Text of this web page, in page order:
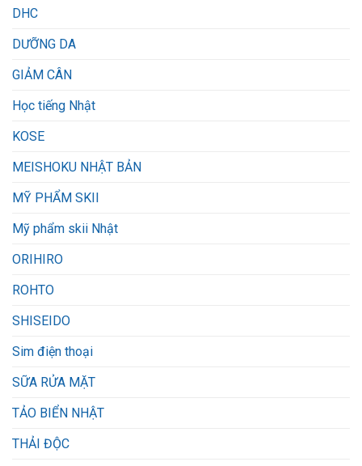
DHC
DƯỠNG DA
GIẢM CÂN
Học tiếng Nhật
KOSE
MEISHOKU NHẬT BẢN
MỸ PHẨM SKII
Mỹ phẩm skii Nhật
ORIHIRO
ROHTO
SHISEIDO
Sim điện thoại
SỮA RỬA MẶT
TẢO BIỂN NHẬT
THẢI ĐỘC